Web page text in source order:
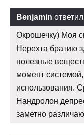
Benjamin
Окрошечку) Моя
Нерехта братию
полезные
момент
использования.
Нандролон
заметно